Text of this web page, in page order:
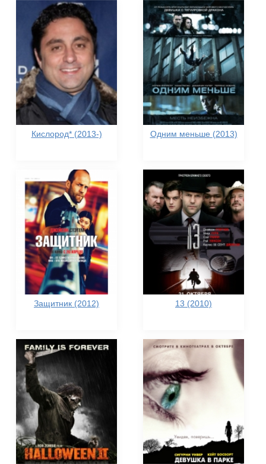
Кислород* (2013-) Одним меньше (2013)
Защитник (2012) 13 (2010)